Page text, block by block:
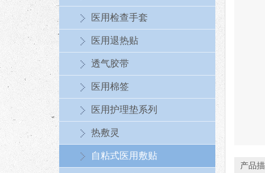
医用检查手套
医用退热贴
透气胶带
医用棉签
医用护理垫系列
热敷灵
自粘式医用敷贴
产品